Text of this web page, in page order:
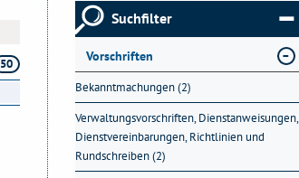
50
Suchfilter
Vorschriften
Bekanntmachungen (2)
Verwaltungsvorschriften, Dienstanweisungen,
Dienstvereinbarungen, Richtlinien und
Rundschreiben (2)